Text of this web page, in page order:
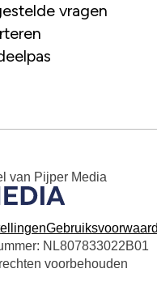
vragen
van Pijper Media
NL807833022B01
voorbehouden